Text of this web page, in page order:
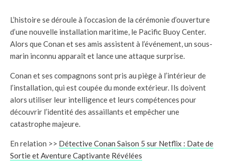
L’histoire se déroule à l’occasion de la cérémonie d’ouverture
d’une nouvelle installation maritime, le Pacific Buoy Center.
Alors que Conan et ses amis assistent à l’événement, un sous-
marin inconnu apparaît et lance une attaque surprise.
Conan et ses compagnons sont pris au piège à l’intérieur de
l’installation, qui est coupée du monde extérieur. Ils doivent
alors utiliser leur intelligence et leurs compétences pour
découvrir l’identité des assaillants et empêcher une
catastrophe majeure.
En relation >> Détective Conan Saison 5 sur Netflix : Date de
Sortie et Aventure Captivante Révélées